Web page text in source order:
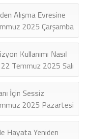
Alışma Evresine
2025 Çarşamba
Kullanımı Nasıl
22 Temmuz 2025 Salı
İçin Sessiz
2025 Pazartesi
Hayata Yeniden